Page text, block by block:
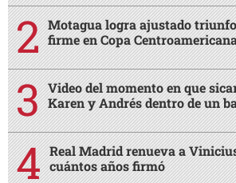
Motagua logra ajustado
firme en Copa
Video del momento en que
Karen y Andrés dentro de un
Real Madrid renueva a
cuántos años firmó